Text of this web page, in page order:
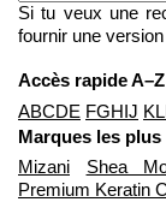
Si tu veux une
fournir une
Accès rapide A–Z
ABCDE FGHIJ KL
Marques les
Mizani
Shea
Premium Keratin